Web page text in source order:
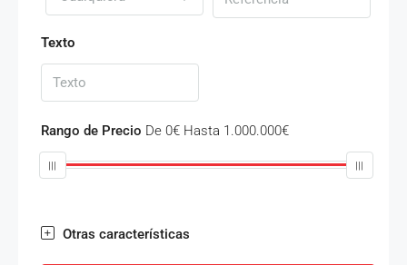
Texto
Rango de Precio De 0€ Hasta 1.000.000€
Otras características